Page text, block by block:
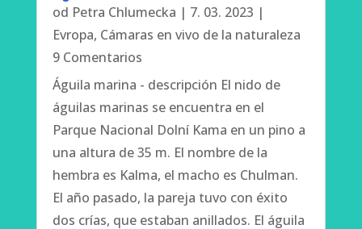
od Petra Chlumecka | 7. 03. 2023 |
Evropa, Cámaras en vivo de la naturaleza
9 Comentarios
Águila marina - descripción El nido de
águilas marinas se encuentra en el
Parque Nacional Dolní Kama en un pino a
una altura de 35 m. El nombre de la
hembra es Kalma, el macho es Chulman.
El año pasado, la pareja tuvo con éxito
dos crías, que estaban anillados. El águila